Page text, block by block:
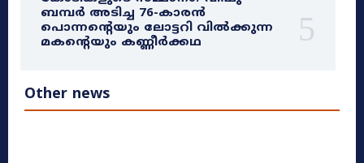
ബമ്പർ അടിച്ച 76-കാരൻ
പൊന്നന്റെയും ലോട്ടറി വിൽക്കുന്ന
മകന്റെയും കണ്ണീർക്കഥ
Other news